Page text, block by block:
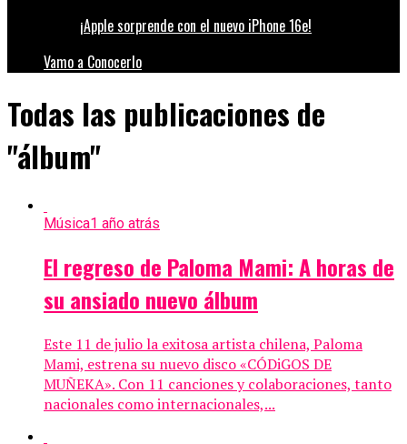
¡Apple sorprende con el nuevo iPhone 16e!
Vamo a Conocerlo
Todas las publicaciones de
"álbum"
Música1 año atrás
El regreso de Paloma Mami: A horas de
su ansiado nuevo álbum
Este 11 de julio la exitosa artista chilena, Paloma
Mami, estrena su nuevo disco «CÓDiGOS DE
MUÑEKA». Con 11 canciones y colaboraciones, tanto
nacionales como internacionales,...